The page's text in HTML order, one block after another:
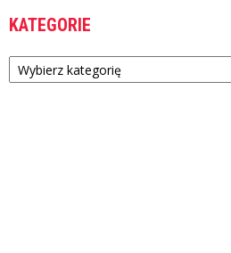
KATEGORIE
Kategorie